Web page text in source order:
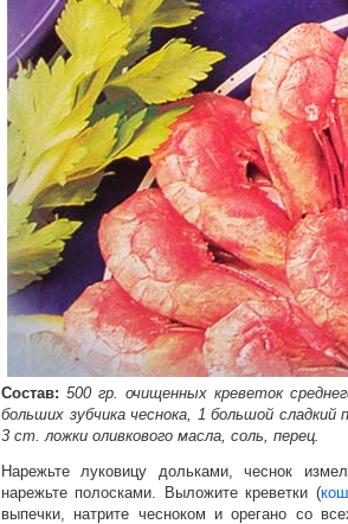
Состав: 500 гр. очищенных креветок
больших зубчика чеснока, 1 большой сладкий
3 ст. ложки оливкового масла, соль, перец.
Нарежьте луковицу дольками, чеснок
нарежьте полосками. Выложите креветки (
выпечки, натрите чесноком и орегано со